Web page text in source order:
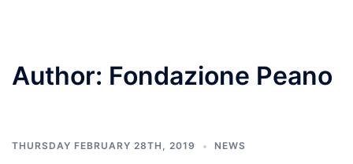
Author: Fondazione Peano
THURSDAY FEBRUARY 28TH, 2019 NEWS